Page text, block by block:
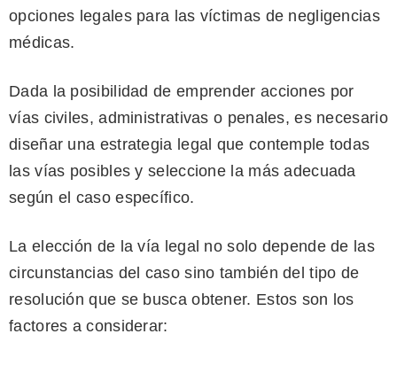
opciones legales para las víctimas de negligencias
médicas.
Dada la posibilidad de emprender acciones por
vías civiles, administrativas o penales, es necesario
diseñar una estrategia legal que contemple todas
las vías posibles y seleccione la más adecuada
según el caso específico.
La elección de la vía legal no solo depende de las
circunstancias del caso sino también del tipo de
resolución que se busca obtener. Estos son los
factores a considerar: